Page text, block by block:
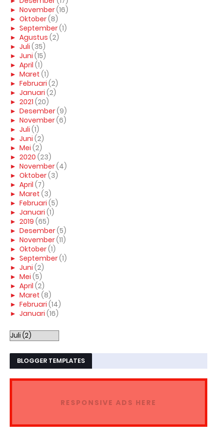
► November(16)
► Oktober(8)
► September(1)
► Agustus (2)
► Juli (35)
► Juni (15)
► April (1)
► Maret (1)
► Februari (2)
► Januari (2)
► 2021 (20)
► Desember(9)
► November(6)
► Juli (1)
► Juni (2)
► Mei (2)
► 2020 (23)
► November(4)
► Oktober(3)
► April (7)
► Maret (3)
► Februari (5)
► Januari (1)
► 2019 (65)
► Desember(5)
► November(11)
► Oktober(1)
► September(1)
► Juni (2)
► Mei (5)
► April (2)
► Maret (8)
► Februari (14)
► Januari (16)
BLOGGER TEMPLATES
RESPONSIVE ADS HERE